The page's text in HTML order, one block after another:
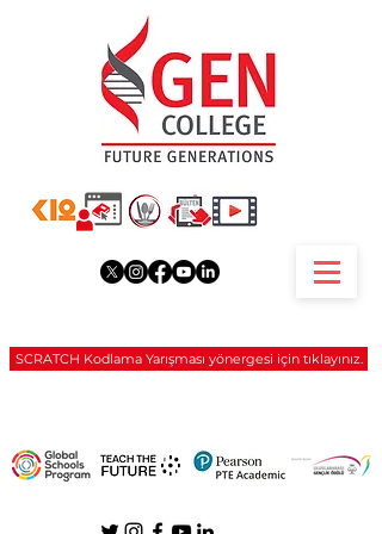
SCRATCH Kodlama Yarışması yönergesi için tıklayınız.